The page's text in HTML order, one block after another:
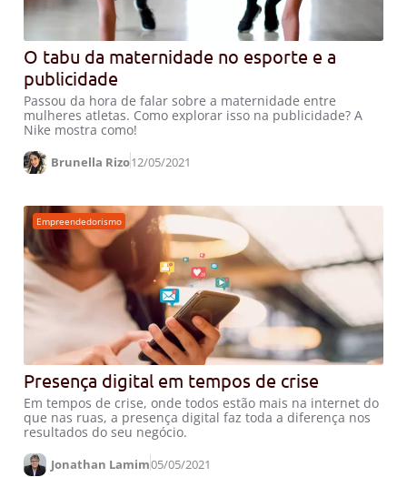
O tabu da maternidade no esporte e a
publicidade
Passou da hora de falar sobre a maternidade entre
mulheres atletas. Como explorar isso na publicidade? A
Nike mostra como!
Brunella Rizo12/05/2021
Empreendedorismo
Presença digital em tempos de crise
Em tempos de crise, onde todos estão mais na internet do
que nas ruas, a presença digital faz toda a diferença nos
resultados do seu negócio.
Jonathan Lamim05/05/2021